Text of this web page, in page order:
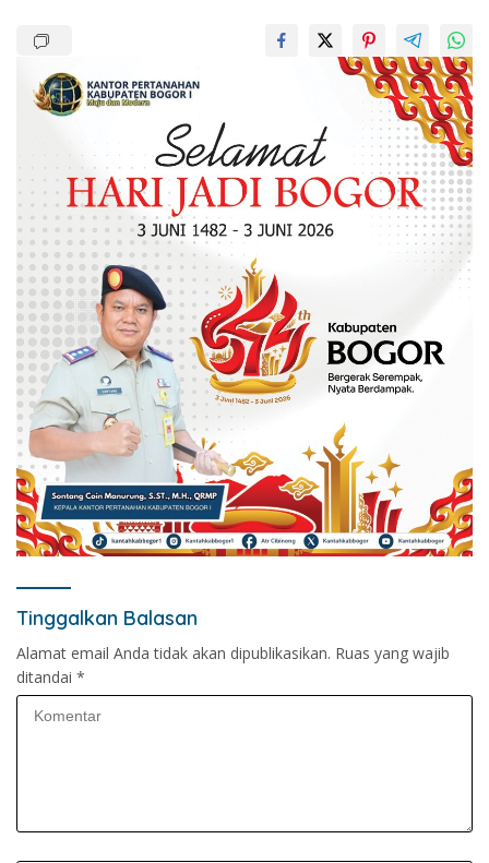
Tinggalkan Balasan
Alamat email Anda tidak akan dipublikasikan. Ruas yang wajib
ditandai *